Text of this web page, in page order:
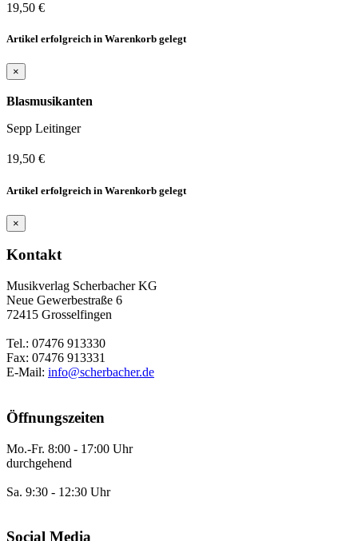
19,50 €
Artikel erfolgreich in Warenkorb gelegt
×
Blasmusikanten
Sepp Leitinger
19,50 €
Artikel erfolgreich in Warenkorb gelegt
×
Kontakt
Musikverlag Scherbacher KG
Neue Gewerbestraße 6
72415 Grosselfingen
Tel.: 07476 913330
Fax: 07476 913331
E-Mail: info@scherbacher.de
Öffnungszeiten
Mo.-Fr. 8:00 - 17:00 Uhr
durchgehend
Sa. 9:30 - 12:30 Uhr
Social Media